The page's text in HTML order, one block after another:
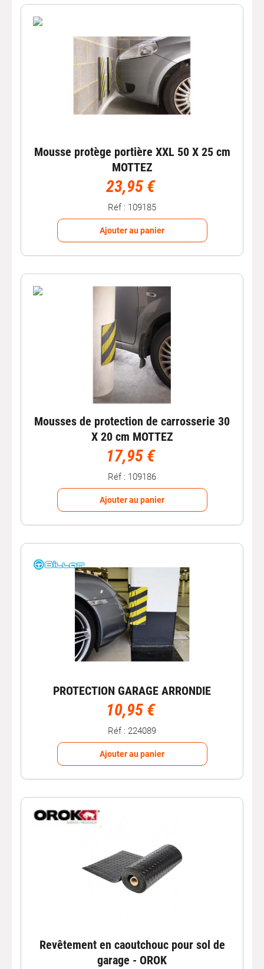
Mousse protège portière XXL 50 X 25 cm
MOTTEZ
23,95 €
Réf : 109185
Ajouter au panier
Mousses de protection de carrosserie 30
X 20 cm MOTTEZ
17,95 €
Réf : 109186
Ajouter au panier
PROTECTION GARAGE ARRONDIE
10,95 €
Réf : 224089
Ajouter au panier
Revêtement en caoutchouc pour sol de
garage - OROK